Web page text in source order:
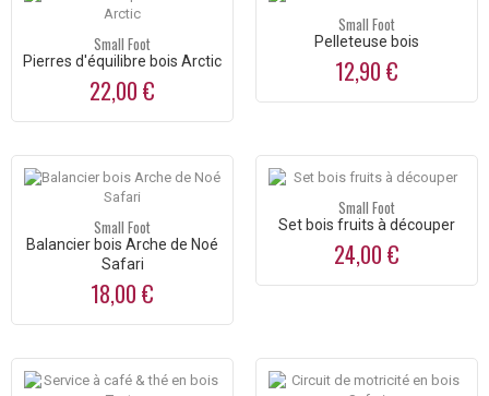
Small Foot
Pierres d'équilibre bois Arctic
22,00 €
Small Foot
Pelleteuse bois
12,90 €
Small Foot
Balancier bois Arche de Noé
Safari
18,00 €
Small Foot
Set bois fruits à découper
24,00 €